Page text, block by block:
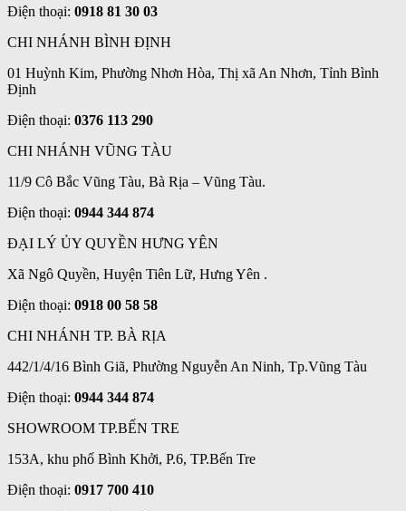
Điện thoại: 0918 81 30 03
CHI NHÁNH BÌNH ĐỊNH
01 Huỳnh Kim, Phường Nhơn Hòa, Thị xã An Nhơn, Tỉnh Bình
Định
Điện thoại: 0376 113 290
CHI NHÁNH VŨNG TÀU
11/9 Cô Bắc Vũng Tàu, Bà Rịa – Vũng Tàu.
Điện thoại: 0944 344 874
ĐẠI LÝ ỦY QUYỀN HƯNG YÊN
Xã Ngô Quyền, Huyện Tiên Lữ, Hưng Yên .
Điện thoại: 0918 00 58 58
CHI NHÁNH TP. BÀ RỊA
442/1/4/16 Bình Giã, Phường Nguyễn An Ninh, Tp.Vũng Tàu
Điện thoại: 0944 344 874
SHOWROOM TP.BẾN TRE
153A, khu phố Bình Khởi, P.6, TP.Bến Tre
Điện thoại: 0917 700 410